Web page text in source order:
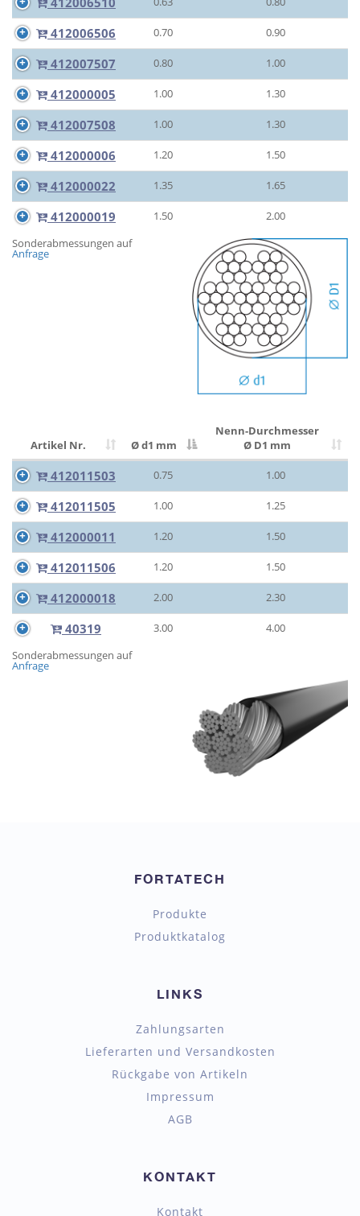
412006506 0.70 0.90
412007507 0.80 1.00
412000005 1.00 1.30
412007508 1.00 1.30
412000006 1.20 1.50
412000022 1.35 1.65
412000019 1.50
2.00
Sonderabmessungen auf
Anfrage
Artikel Nr. Ø d1 mm
Nenn-Durchmesser
Ø D1 mm
412011503 0.75 1.00
412011505 1.00 1.25
412000011 1.20 1.50
412011506 1.20 1.50
412000018 2.00 2.30
40319 3.00
4.00
Sonderabmessungen auf
Anfrage
FORTATECH
Produkte
Produktkatalog
LINKS
Zahlungsarten
Lieferarten und Versandkosten
Rückgabe von Artikeln
Impressum
AGB
KONTAKT
Kontakt